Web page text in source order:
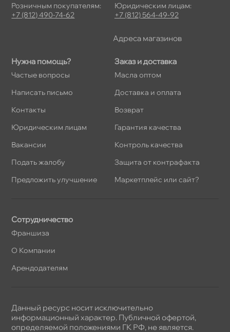
Нужна помощь?
Частые вопросы
Написать письмо
Контакты
Юридическим лицам
акансии
Подать жалобу
Предложить улучшение
Заказ и доставка
Масла оптом
Доставка и оплата
озврат
Гарантия качества
Контроль качества
Защита от контрафакта
Маркетплейс или сайт?
Сотрудничество
Франшиза
О Компании
Арендодателям
Розничным покупателям:
+7 (812) 490-74-62
Юридическим лицам:
+7 (812) 564-49-92
Адреса магазино
Данный ресурс носит исключительно
информационный характер. Публичной офертой,
определяемой положениями ГК РФ, не является.